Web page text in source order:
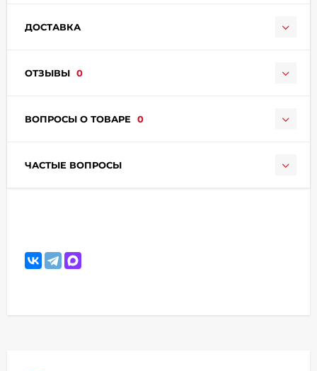
ДОСТАВКА
ОТЗЫВЫ 0
ВОПРОСЫ О ТОВАРЕ 0
ЧАСТЫЕ ВОПРОСЫ
раз в 2 недели